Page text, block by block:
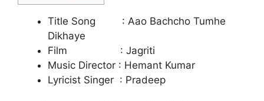
Title Song : Aao Bachcho Tumhe
Dikhaye
Film : Jagriti
Music Director : Hemant Kumar
Lyricist Singer : Pradeep